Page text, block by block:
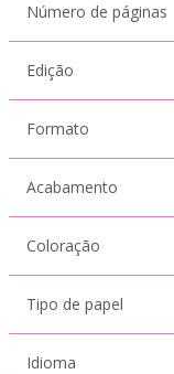
Número de páginas
Edição
Formato
Acabamento
Coloração
Tipo de papel
Idioma